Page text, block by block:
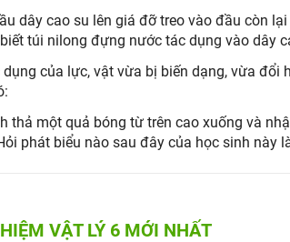
dây cao su lên giá đỡ treo vào đầu còn
túi nilong đựng nước tác dụng vào dây
dụng của lực, vật vừa bị biến dạng, vừa
thả một quả bóng từ trên cao xuống và
phát biểu nào sau đây của học sinh này
VẬT LÝ 6 MỚI NHẤT